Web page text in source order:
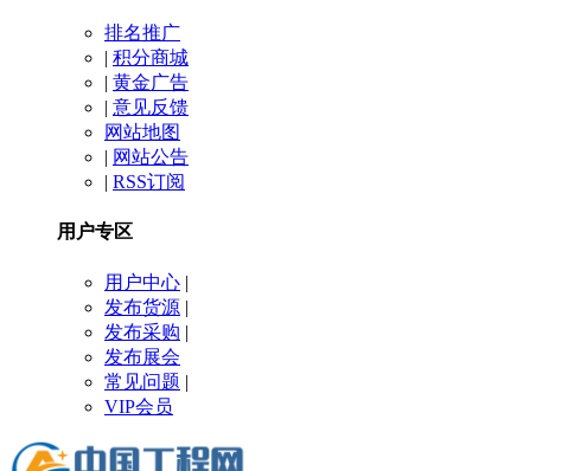
排名推广
| 积分商城
| 黄金广告
| 意见反馈
网站地图
| 网站公告
| RSS订阅
用户专区
用户中心 |
发布货源 |
发布采购 |
发布展会
常见问题 |
VIP会员